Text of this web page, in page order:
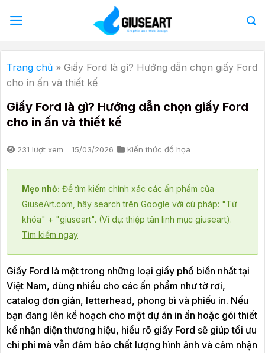
qua
dung
Trang chủ » Giấy Ford là gì? Hướng dẫn chọn giấy Ford
cho in ấn và thiết kế
Giấy Ford là gì? Hướng dẫn chọn giấy Ford
cho in ấn và thiết kế
231 lượt xem 15/03/2026 Kiến thức đồ họa
Mẹo nhỏ: Để tìm kiếm chính xác các ấn phẩm của
GiuseArt.com, hãy search trên Google với cú pháp: "Từ
khóa" + "giuseart". (Ví dụ: thiệp tân linh mục giuseart).
Tìm kiếm ngay
Giấy Ford là một trong những loại giấy phổ biến nhất tại
Việt Nam, dùng nhiều cho các ấn phẩm như tờ rơi,
catalog đơn giản, letterhead, phong bì và phiếu in. Nếu
bạn đang lên kế hoạch cho một dự án in ấn hoặc gói thiết
kế nhận diện thương hiệu, hiểu rõ giấy Ford sẽ giúp tối ưu
chi phí mà vẫn đảm bảo chất lượng hình ảnh và cảm nhận